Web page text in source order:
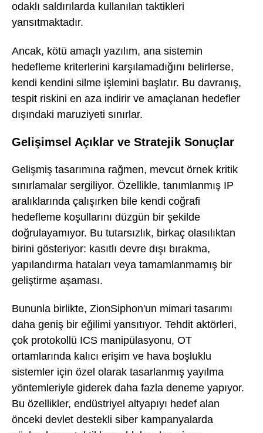
odaklı saldırılarda kullanılan taktikleri
yansıtmaktadır.
Ancak, kötü amaçlı yazılım, ana sistemin
hedefleme kriterlerini karşılamadığını belirlerse,
kendi kendini silme işlemini başlatır. Bu davranış,
tespit riskini en aza indirir ve amaçlanan hedefler
dışındaki maruziyeti sınırlar.
Gelişimsel Açıklar ve Stratejik Sonuçlar
Gelişmiş tasarımına rağmen, mevcut örnek kritik
sınırlamalar sergiliyor. Özellikle, tanımlanmış IP
aralıklarında çalışırken bile kendi coğrafi
hedefleme koşullarını düzgün bir şekilde
doğrulayamıyor. Bu tutarsızlık, birkaç olasılıktan
birini gösteriyor: kasıtlı devre dışı bırakma,
yapılandırma hataları veya tamamlanmamış bir
geliştirme aşaması.
Bununla birlikte, ZionSiphon'un mimari tasarımı
daha geniş bir eğilimi yansıtıyor. Tehdit aktörleri,
çok protokollü ICS manipülasyonu, OT
ortamlarında kalıcı erişim ve hava boşluklu
sistemler için özel olarak tasarlanmış yayılma
yöntemleriyle giderek daha fazla deneme yapıyor.
Bu özellikler, endüstriyel altyapıyı hedef alan
önceki devlet destekli siber kampanyalarda